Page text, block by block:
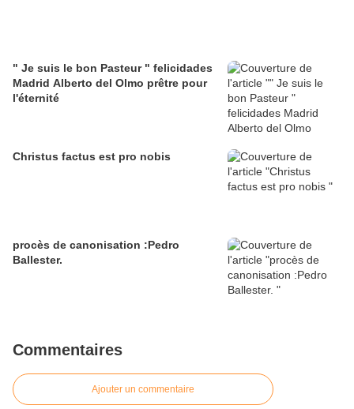
" Je suis le bon Pasteur " felicidades
Madrid Alberto del Olmo prêtre pour
l'éternité
Christus factus est pro nobis
procès de canonisation :Pedro
Ballester.
Commentaires
Ajouter un commentaire